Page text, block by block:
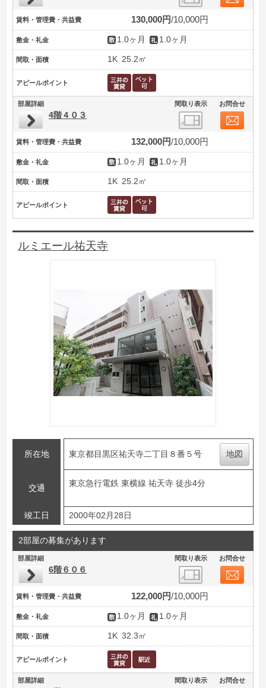
賃料・管理費・共益費 130,000円 10,000円
敷金・礼金 1.0ヶ月 1.0ヶ月
間取・面積 1K 25.2㎡
アピールポイント
部屋詳細 間取り表示 お問合せ
4階４０３
賃料・管理費・共益費 132,000円 10,000円
敷金・礼金 1.0ヶ月 1.0ヶ月
間取・面積 1K 25.2㎡
アピールポイント
ルミエール祐天寺
所在地 東京都目黒区祐天寺二丁目８番５号 地図
交通
東京急行電鉄 東横線 祐天寺 徒歩4分
竣工日 2000年02月28日
2部屋の募集があります
部屋詳細 間取り表示 お問合せ
6階６０６
賃料・管理費・共益費 122,000円 10,000円
敷金・礼金 1.0ヶ月 1.0ヶ月
間取・面積 1K 32.3㎡
アピールポイント
部屋詳細 間取り表示 お問合せ